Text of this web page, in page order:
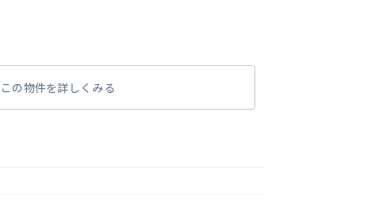
この物件を詳しくみる